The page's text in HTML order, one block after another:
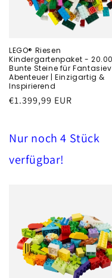
LEGO® Riesen
Kindergartenpaket -
Bunte Steine für
Abenteuer | Einzigartig &
Inspirierend
Běžná
€1.399,99 EUR
Nur noch 4 Stück
verfügbar!